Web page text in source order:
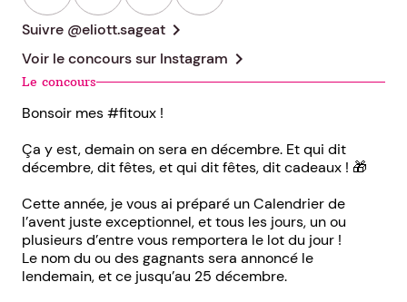
Suivre @eliott.sageat chevron_right
Voir le concours sur Instagram chevron_right
Le concours
Bonsoir mes #fitoux !
Ça y est, demain on sera en décembre. Et qui dit
décembre, dit fêtes, et qui dit fêtes, dit cadeaux ! 🎁
Cette année, je vous ai préparé un Calendrier de
l’avent juste exceptionnel, et tous les jours, un ou
plusieurs d’entre vous remportera le lot du jour !
Le nom du ou des gagnants sera annoncé le
lendemain, et ce jusqu’au 25 décembre.